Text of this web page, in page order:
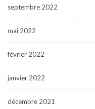
septembre 2022
mai 2022
février 2022
janvier 2022
décembre 2021